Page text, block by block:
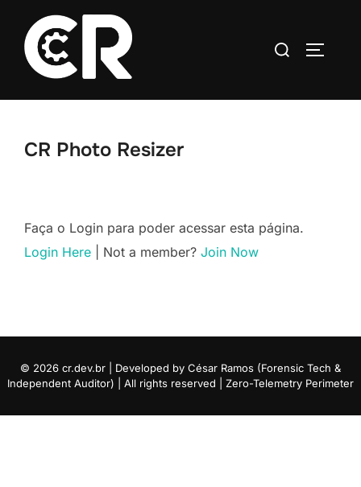
CR Photo Resizer
Faça o Login para poder acessar esta página.
Login Here | Not a member? Join Now